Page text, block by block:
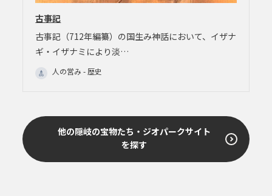
古事記
古事記（712年編纂）の国生み神話において、イザナ
ギ・イザナミにより淡…
人の営み - 歴史
他の隠岐の宝物たち・ジオパークサイト
を探す